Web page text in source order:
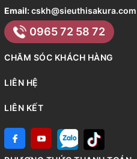
Email:cskh@sieuthisakura.com
0965 72 58 72
CHĂM SÓC KHÁCH HÀNG
LIÊN HỆ
LIÊN KẾT